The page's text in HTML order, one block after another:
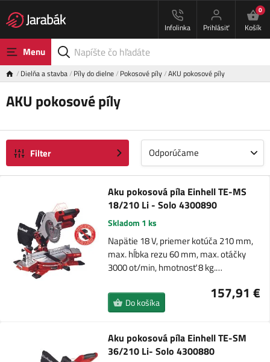
Infolinka Prihlásiť
0
Košík
Menu
Dielňa a stavba Píly do dielne Pokosové píly AKU pokosové píly
AKU pokosové píly
Filter Odporúčame
Aku pokosová píla Einhell TE-MS
18/210 Li - Solo 4300890
Skladom 1 ks
Napätie 18 V, priemer kotúča 210 mm,
max. hĺbka rezu 60 mm, max. otáčky
3000 ot/min, hmotnosť 8 kg.…
157,91 €
Do košíka
Aku pokosová píla Einhell TE-SM
36/210 Li- Solo 4300880